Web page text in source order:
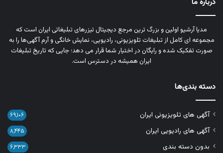
مدیا آرشیو اولین و بزرگ‌ ترین مرجع دیجیتال تیزرهای تبلیغاتی ایران است که
مجموعه‌ ای کامل از تبلیغات تلویزیونی، رادیویی، نمایش خانگی و آرم‌ آگهی‌ها را به‌
صورت تفکیک‌ شده و رایگان در اختیار شما قرار می‌ دهد؛ جایی که تاریخ تبلیغات
ایران همیشه در دسترس است.
دسته بندی‌ها
آگهی های تلویزیونی ایران ۶۹,۱۰۶
آگهی های رادیویی ایران ۸,۴۴۵
بدون دسته بندی ۶,۳۳۳